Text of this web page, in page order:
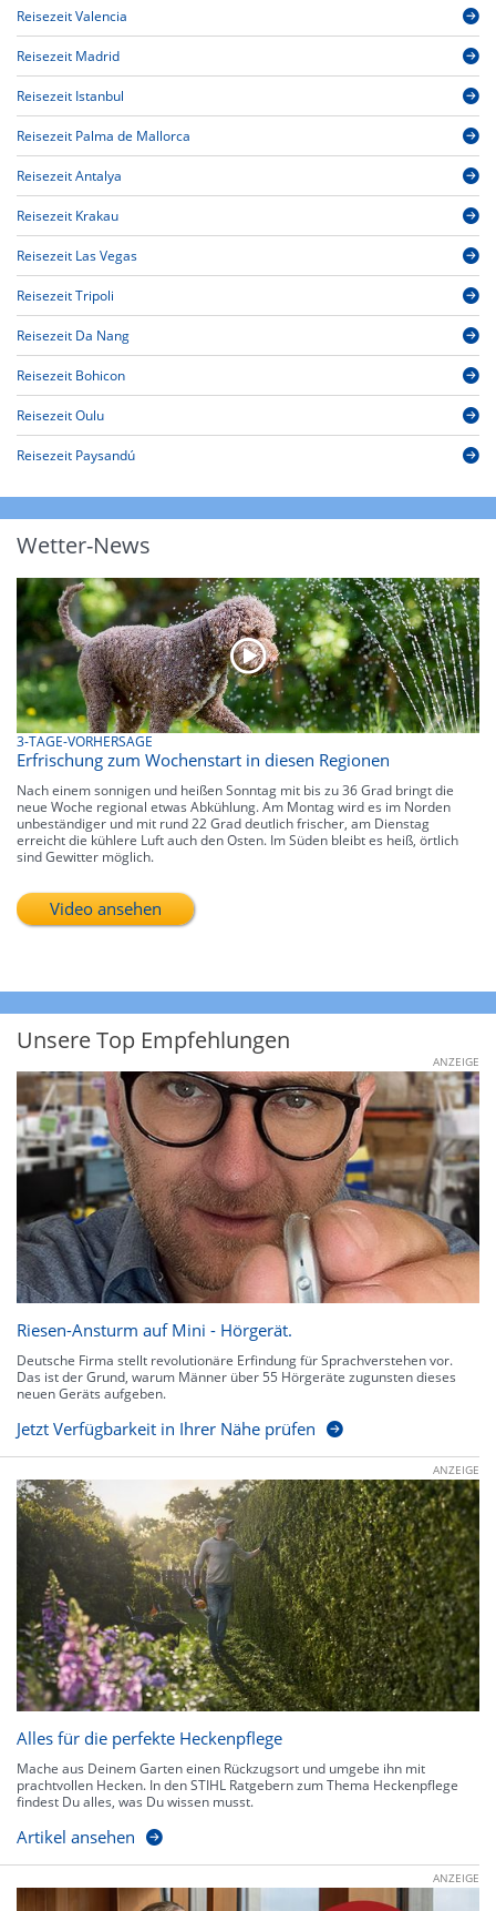
Reisezeit Valencia
Reisezeit Madrid
Reisezeit Istanbul
Reisezeit Palma de Mallorca
Reisezeit Antalya
Reisezeit Krakau
Reisezeit Las Vegas
Reisezeit Tripoli
Reisezeit Da Nang
Reisezeit Bohicon
Reisezeit Oulu
Reisezeit Paysandú
Wetter-News
3-TAGE-VORHERSAGE
Erfrischung zum Wochenstart in diesen Regionen
Nach einem sonnigen und heißen Sonntag mit bis zu 36 Grad bringt die
neue Woche regional etwas Abkühlung. Am Montag wird es im Norden
unbeständiger und mit rund 22 Grad deutlich frischer, am Dienstag
erreicht die kühlere Luft auch den Osten. Im Süden bleibt es heiß, örtlich
sind Gewitter möglich.
Video ansehen
Unsere Top Empfehlungen
ANZEIGE
Riesen-Ansturm auf Mini - Hörgerät.
Deutsche Firma stellt revolutionäre Erfindung für Sprachverstehen vor.
Das ist der Grund, warum Männer über 55 Hörgeräte zugunsten dieses
neuen Geräts aufgeben.
Jetzt Verfügbarkeit in Ihrer Nähe prüfen
ANZEIGE
Alles für die perfekte Heckenpflege
Mache aus Deinem Garten einen Rückzugsort und umgebe ihn mit
prachtvollen Hecken. In den STIHL Ratgebern zum Thema Heckenpflege
findest Du alles, was Du wissen musst.
Artikel ansehen
ANZEIGE